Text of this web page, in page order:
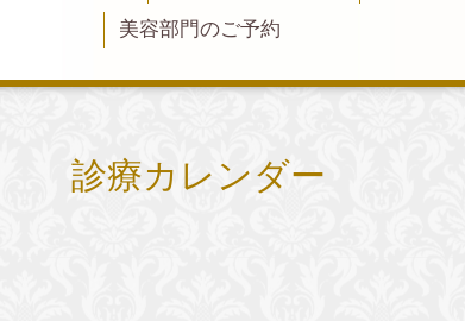
美容部門のご予約
診療カレンダー